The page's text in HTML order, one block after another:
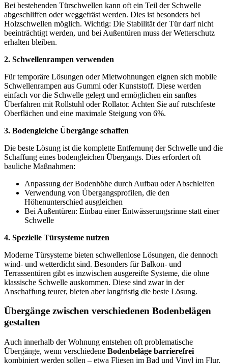
Bei bestehenden Türschwellen kann oft ein Teil der Schwelle
abgeschliffen oder weggefräst werden. Dies ist besonders bei
Holzschwellen möglich. Wichtig: Die Stabilität der Tür darf nicht
beeinträchtigt werden, und bei Außentüren muss der Wetterschutz
erhalten bleiben.
2. Schwellenrampen verwenden
Für temporäre Lösungen oder Mietwohnungen eignen sich mobile
Schwellenrampen aus Gummi oder Kunststoff. Diese werden
einfach vor die Schwelle gelegt und ermöglichen ein sanftes
Überfahren mit Rollstuhl oder Rollator. Achten Sie auf rutschfeste
Oberflächen und eine maximale Steigung von 6%.
3. Bodengleiche Übergänge schaffen
Die beste Lösung ist die komplette Entfernung der Schwelle und die
Schaffung eines bodengleichen Übergangs. Dies erfordert oft
bauliche Maßnahmen:
Anpassung der Bodenhöhe durch Aufbau oder Abschleifen
Verwendung von Übergangsprofilen, die den
Höhenunterschied ausgleichen
Bei Außentüren: Einbau einer Entwässerungsrinne statt einer
Schwelle
4. Spezielle Türsysteme nutzen
Moderne Türsysteme bieten schwellenlose Lösungen, die dennoch
wind- und wetterdicht sind. Besonders für Balkon- und
Terrassentüren gibt es inzwischen ausgereifte Systeme, die ohne
klassische Schwelle auskommen. Diese sind zwar in der
Anschaffung teurer, bieten aber langfristig die beste Lösung.
Übergänge zwischen verschiedenen Bodenbelägen
gestalten
Auch innerhalb der Wohnung entstehen oft problematische
Übergänge, wenn verschiedene Bodenbeläge barrierefrei
kombiniert werden sollen – etwa Fliesen im Bad und Vinyl im Flur.